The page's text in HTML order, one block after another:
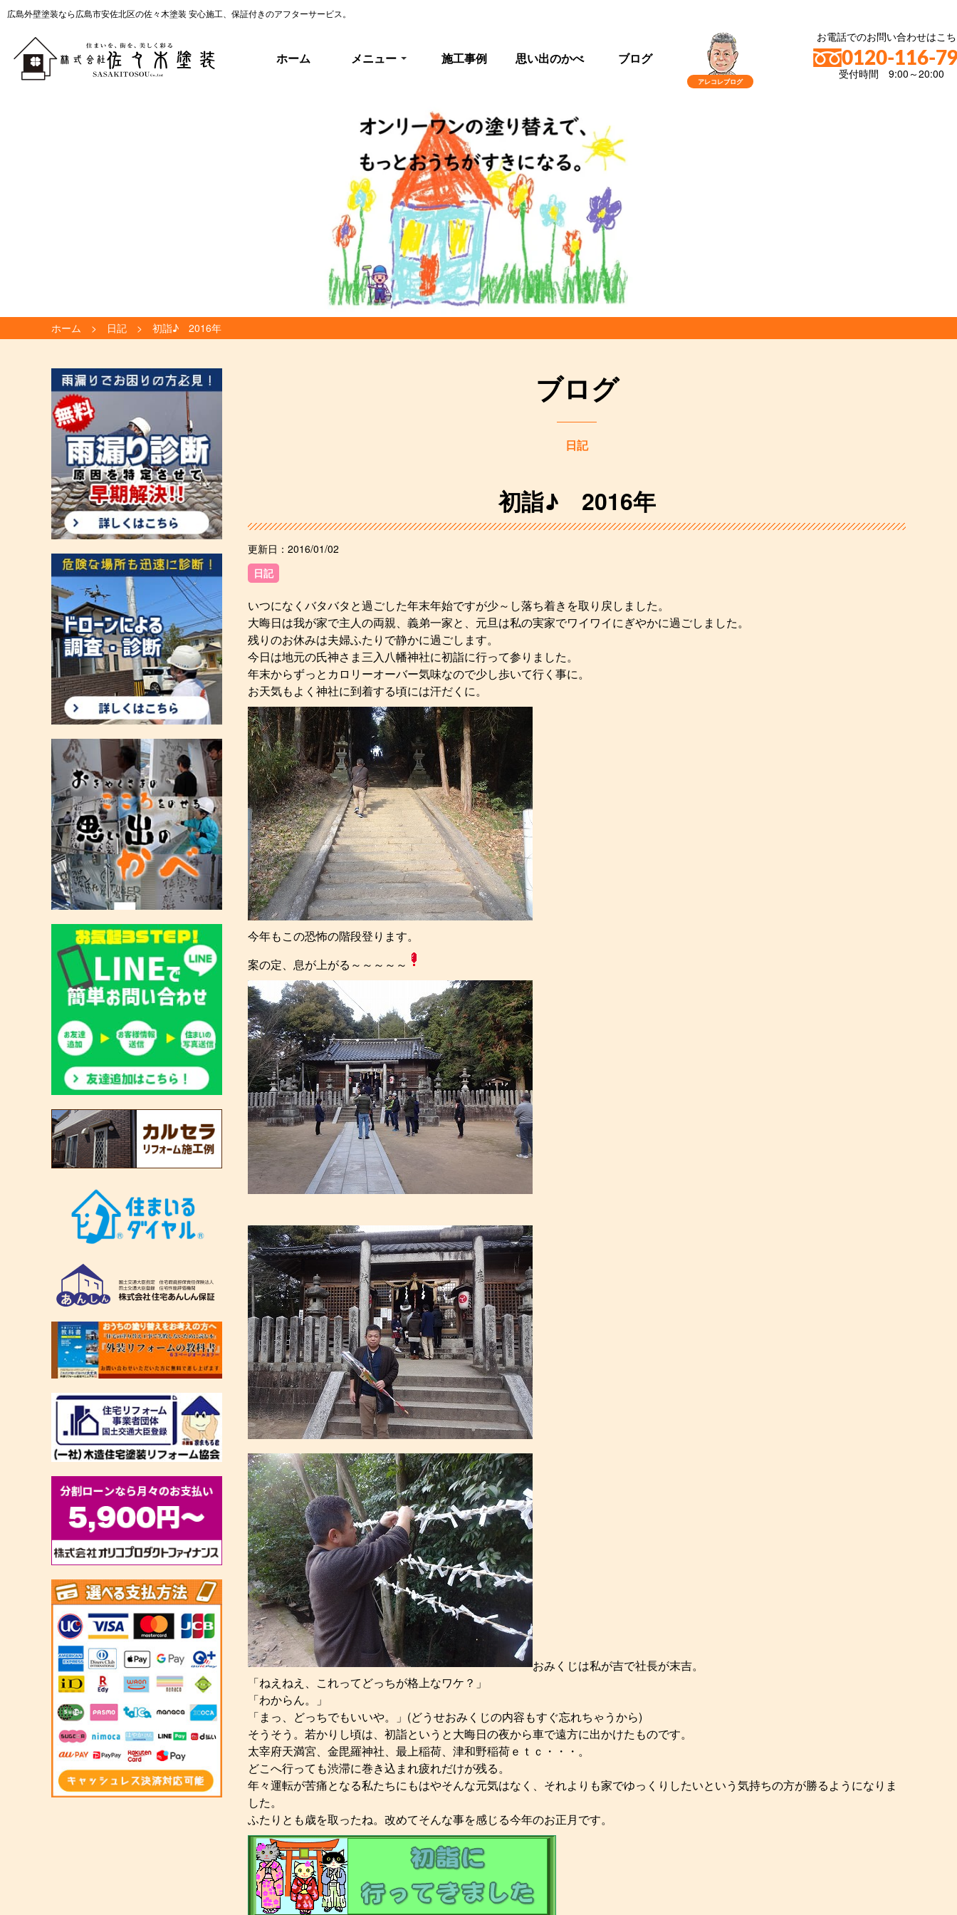
広島外壁塗装なら広島市安佐北区の佐々木塗装 安心施工、保証付きのアフターサービス。
ホーム メニュー 施工事例 思い出のかべ ブログ
お電話でのお問い合わせはこ
0120-116-
受付時間 9:00～20:00
ホーム 日記 初詣♪ 2016年
ブログ
日記
初詣♪ 2016年
更新日： 2016/01/02
日記
いつになくバタバタと過ごした年末年始ですが少～し落ち着きを取り戻しました。
大晦日は我が家で主人の両親、義弟一家と、元旦は私の実家でワイワイにぎやかに過ごしました。
残りのお休みは夫婦ふたりで静かに過ごします。
今日は地元の氏神さま三入八幡神社に初詣に行って参りました。
年末からずっとカロリーオーバー気味なので少し歩いて行く事に。
お天気もよく神社に到着する頃には汗だくに。
今年もこの恐怖の階段登ります。
案の定、息が上がる～～～～～
おみくじは私が吉で社長が末吉。
「ねえねえ、これってどっちが格上なワケ？」
「わからん。」
「まっ、どっちでもいいや。」(どうせおみくじの内容もすぐ忘れちゃうから)
そうそう。若かりし頃は、初詣というと大晦日の夜から車で遠方に出かけたものです。
太宰府天満宮、金毘羅神社、最上稲荷、津和野稲荷ｅｔｃ・・・。
どこへ行っても渋滞に巻き込まれ疲れだけが残る。
年々運転が苦痛となる私たちにもはやそんな元気はなく、それよりも家でゆっくりしたいという気持ちの方が勝るようになりま
した。
ふたりとも歳を取ったね。改めてそんな事を感じる今年のお正月です。